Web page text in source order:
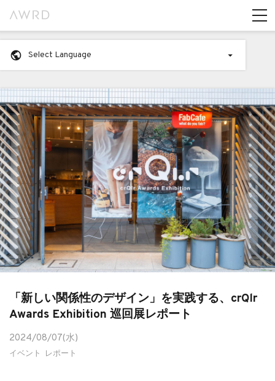
Select Language
「新しい関係性のデザイン」を実践する、crQlr
Awards Exhibition 巡回展レポート
2024/08/07(水)
イベント レポート